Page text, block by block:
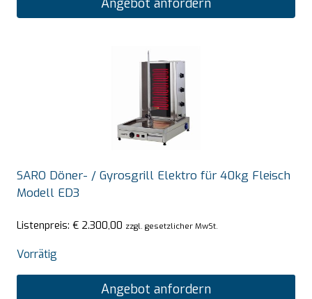
Angebot anfordern
SARO Döner- / Gyrosgrill Elektro für 40kg Fleisch
Modell ED3
Listenpreis: € 2.300,00 zzgl. gesetzlicher MwSt.
Vorrätig
Angebot anfordern